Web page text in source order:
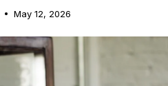
May 12, 2026